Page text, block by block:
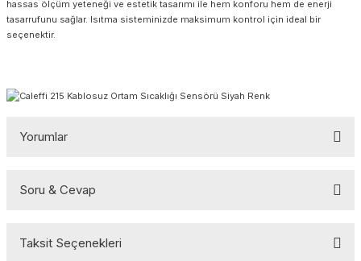
hassas ölçüm yeteneği ve estetik tasarımı ile hem konforu hem de enerji
tasarrufunu sağlar. Isıtma sisteminizde maksimum kontrol için ideal bir
seçenektir.
Yorumlar
Soru & Cevap
Taksit Seçenekleri